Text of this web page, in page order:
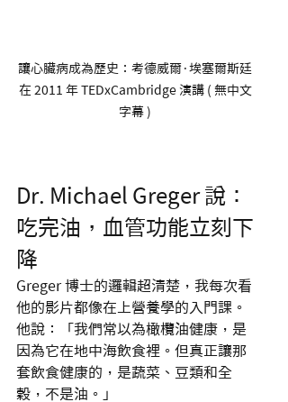
讓心臟病成為歷史：考德威爾·埃塞爾斯廷
在 2011 年 TEDxCambridge 演講 ( 無中文
字幕 )
Dr. Michael Greger 說：
吃完油，血管功能立刻下
降
Greger 博士的邏輯超清楚，我每次看
他的影片都像在上營養學的入門課。
他說：「我們常以為橄欖油健康，是
因為它在地中海飲食裡。但真正讓那
套飲食健康的，是蔬菜、豆類和全
穀，不是油。」